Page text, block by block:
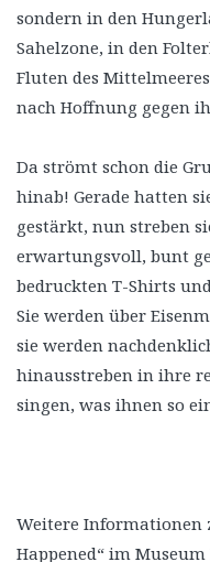
sondern in den
Sahelzone, in den
Fluten des
nach Hoffnung gegen
Da strömt schon die
hinab! Gerade hatten
gestärkt, nun streben
erwartungsvoll, bunt
bedruckten T-Shirts
Sie werden über
sie werden
hinausstreben in ihre
singen, was ihnen so
Weitere Informationen
Happened“ im